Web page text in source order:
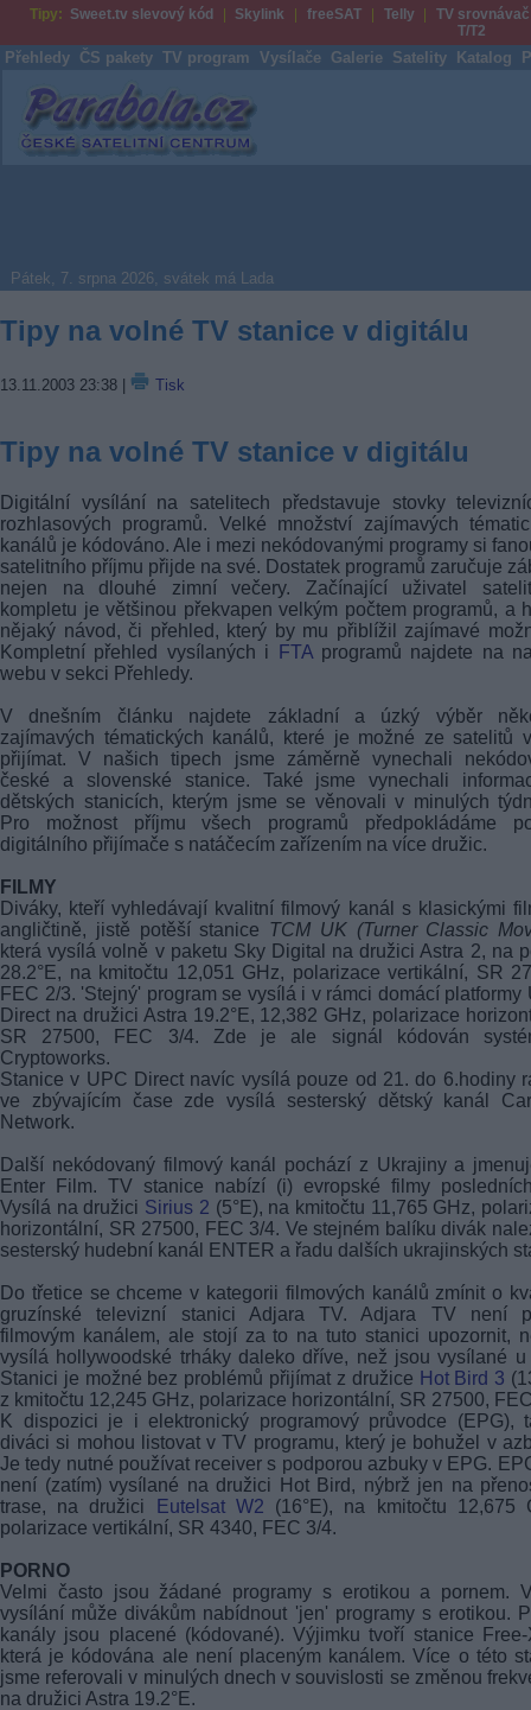
Tipy: Sweet.tv slevový kód Skylink freeSAT Telly
TV srovnávač
T/T2
Přehledy ČS pakety TV program Vysílače Galerie Satelity Katalog
Parabola.cz
Pátek, 7. srpna 2026, svátek má Lada
Tipy na volné TV stanice v digitálu
13.11.2003 23:38 Tisk
Tipy na volné TV stanice v digitálu
Digitální vysílání na satelitech představuje stovky
rozhlasových programů. Velké množství zajímavých
kanálů je kódováno. Ale i mezi nekódovanými programy si
satelitního příjmu přijde na své. Dostatek programů zaručuje
nejen na dlouhé zimní večery. Začínající uživatel
kompletu je většinou překvapen velkým počtem programů, a
nějaký návod, či přehled, který by mu přiblížil zajímavé
Kompletní přehled vysílaných i
FTAprogramů najdete na
webu v sekci Přehledy.
V dnešním článku najdete základní a úzký výběr
zajímavých tématických kanálů, které je možné ze satelitů
přijímat. V našich tipech jsme záměrně vynechali
české a slovenské stanice. Také jsme vynechali
dětských stanicích, kterým jsme se věnovali v minulých
Pro možnost příjmu všech programů předpokládáme
digitálního přijímače s natáčecím zařízením na více družic.
FILMY
Diváky, kteří vyhledávají kvalitní filmový kanál s klasickými
angličtině, jistě potěší stanice TCM UK (Turner Classic
která vysílá volně v paketu Sky Digital na družici Astra 2, na
28.2°E, na kmitočtu 12,051 GHz, polarizace vertikální, SR
FEC 2/3. 'Stejný' program se vysílá i v rámci domácí platformy
Direct na družici Astra 19.2°E, 12,382 GHz, polarizace
SR 27500, FEC 3/4. Zde je ale signál kódován
Cryptoworks.
Stanice v UPC Direct navíc vysílá pouze od 21. do 6.hodiny
ve zbývajícím čase zde vysílá sesterský dětský kanál
Network.
Další nekódovaný filmový kanál pochází z Ukrajiny a
Enter Film. TV stanice nabízí (i) evropské filmy
Vysílá na družici Sirius 2 (5°E), na kmitočtu 11,765 GHz,
horizontální, SR 27500, FEC 3/4. Ve stejném balíku divák
sesterský hudební kanál ENTER a řadu dalších ukrajinských
Do třetice se chceme v kategorii filmových kanálů zmínit o
gruzínské televizní stanici Adjara TV. Adjara TV není
filmovým kanálem, ale stojí za to na tuto stanici upozornit,
vysílá hollywoodské trháky daleko dříve, než jsou vysílané u
Stanici je možné bez problémů přijímat z družice Hot Bird 3
z kmitočtu 12,245 GHz, polarizace horizontální, SR 27500,
K dispozici je i elektronický programový průvodce (EPG),
diváci si mohou listovat v TV programu, který je bohužel v
Je tedy nutné používat receiver s podporou azbuky v EPG.
není (zatím) vysílané na družici Hot Bird, nýbrž jen na
trase, na družici
Eutelsat W2 (16°E), na kmitočtu 12,675
polarizace vertikální, SR 4340, FEC 3/4.
PORNO
Velmi často jsou žádané programy s erotikou a pornem.
vysílání může divákům nabídnout 'jen' programy s erotikou.
kanály jsou placené (kódované). Výjimku tvoří stanice Free-
která je kódována ale není placeným kanálem. Více o této
jsme referovali v minulých dnech v souvislosti se změnou
na družici Astra 19.2°E.